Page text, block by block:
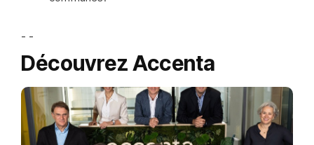
- -
Découvrez Accenta